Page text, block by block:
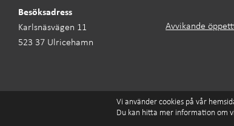
Besöksadress
Karlsnäsvägen 11
523 37 Ulricehamn
Avvikande
Tillgänglighet
Vi använder cookies på vår
Du kan hitta mer information om